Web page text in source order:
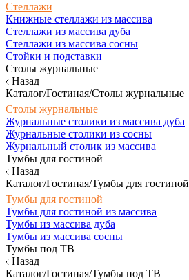
Стеллажи
Книжные стеллажи из массива
Стеллажи из массива дуба
Стеллажи из массива сосны
Стойки и подставки
Столы журнальные
Назад
Каталог/Гостиная/Столы журнальные
Столы журнальные
Журнальные столики из массива дуба
Журнальные столики из сосны
Журнальный столик из массива
Тумбы для гостиной
Назад
Каталог/Гостиная/Тумбы для гостиной
Тумбы для гостиной
Тумбы для гостиной из массива
Тумбы из массива дуба
Тумбы из массива сосны
Тумбы под ТВ
Назад
Каталог/Гостиная/Тумбы под ТВ